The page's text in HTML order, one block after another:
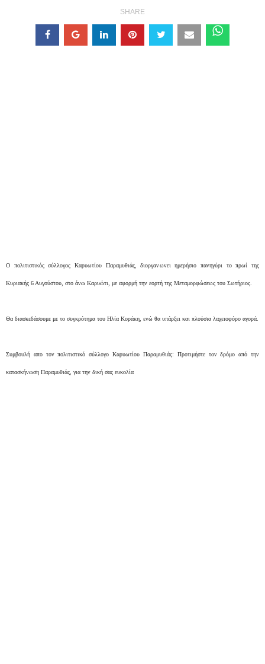
SHARE
Ο πολιτιστικός σύλλογος Καρυωτίου Παραμυθιάς, διοργανωνει ημερήσιο πανηγύρι το πρωί της
Κυριακής 6 Αυγούστου, στο άνω Καρυώτι, με αφορμή την εορτή της Μεταμορφώσεως του Σωτήριος.
Θα διασκεδάσουμε με το συγκρότημα του Ηλία Κοράκη, ενώ θα υπάρξει και πλούσια λαχειοφόρο αγορά.
Συμβουλή απο τον πολιτιστικό σύλλογο Καρυωτίου Παραμυθιάς: Προτιμήστε τον δρόμο από την
κατασκήνωση Παραμυθιάς, για την δική σας ευκολία